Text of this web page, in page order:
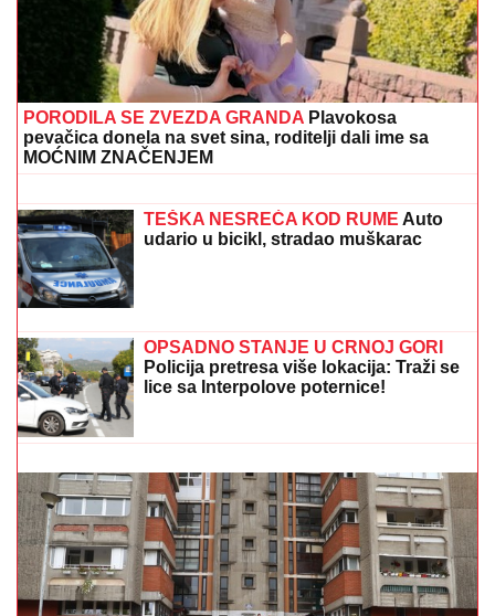
PORODILA SE ZVEZDA GRANDA Plavokosa
pevačica donela na svet sina, roditelji dali ime sa
MOĆNIM ZNAČENJEM
OBOŽAVATEOvo je 10 numera koje je
Dino Merlin obradio od stranih
izvođača - ostaćete u čudu kad vidite